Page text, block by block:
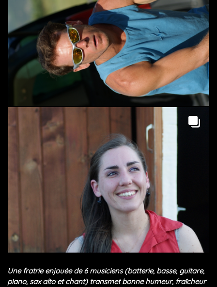
Une fratrie enjouée de 6 musiciens (batterie, basse, guitare,
piano, sax alto et chant) transmet bonne humeur, fraîcheur